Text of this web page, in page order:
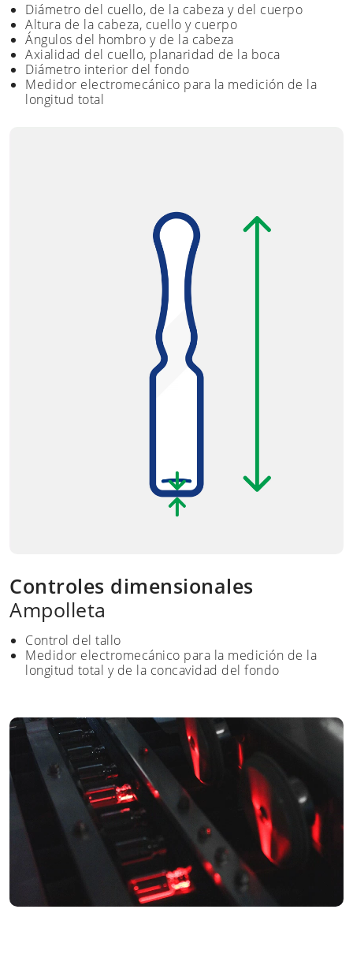
Diámetro del cuello, de la cabeza y del cuerpo
Altura de la cabeza, cuello y cuerpo
Ángulos del hombro y de la cabeza
Axialidad del cuello, planaridad de la boca
Diámetro interior del fondo
Medidor electromecánico para la medición de la
longitud total
Controles dimensionales
Ampolleta
Control del tallo
Medidor electromecánico para la medición de la
longitud total y de la concavidad del fondo